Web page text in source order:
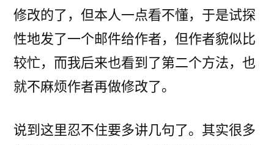
修改的了，但本人一点看不懂，于是试探
性地发了一个邮件给作者，但作者貌似比
较忙，而我后来也看到了第二个方法，也
就不麻烦作者再做修改了。
说到这里忍不住要多讲几句了。其实很多